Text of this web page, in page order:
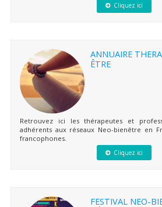
Cliquez ici
ANNUAIRE
ÊTRE
Retrouvez ici les thérapeutes et
adhérents aux réseaux Neo-bienêtre en
francophones.
Cliquez ici
FESTIVAL NEO-